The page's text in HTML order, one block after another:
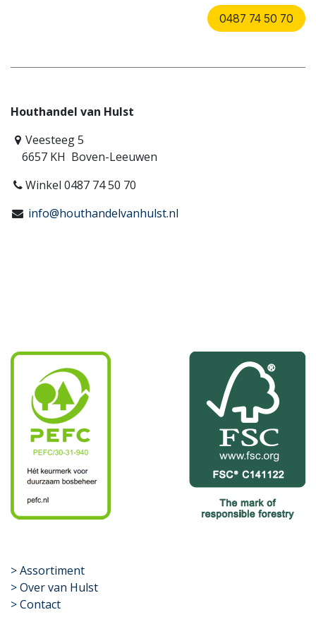
0487 74 50 70
Houthandel van Hulst
Veesteeg 5
6657 KH Boven-Leeuwen
Winkel 0487 74 50 70
info@houthandelvanhulst.nl
​>Assortiment
> Over van Hulst
> Contact